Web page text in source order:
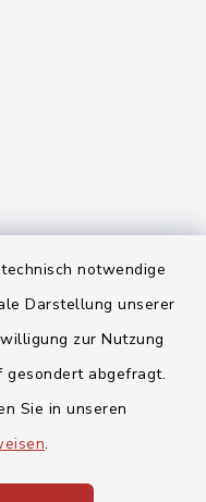
notwendige
Darstellung unserer
zur Nutzung
abgefragt.
Sie in unseren
.